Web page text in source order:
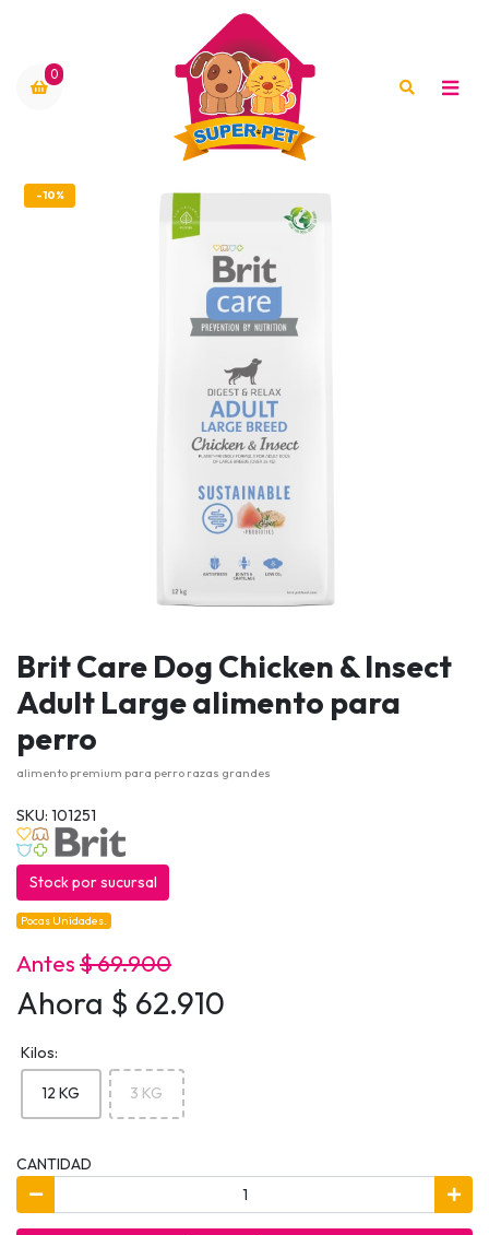
0
-10%
Brit Care Dog Chicken & Insect
Adult Large alimento para
perro
alimento premium para perro razas grandes
SKU: 101251
Stock por sucursal
Pocas Unidades.
Antes$ 69.900
Ahora $ 62.910
Kilos:
12 KG 3 KG
CANTIDAD